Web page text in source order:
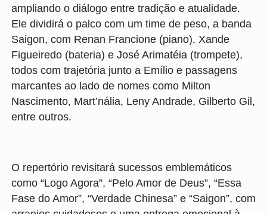
ampliando o diálogo entre tradição e atualidade.
Ele dividirá o palco com um time de peso, a banda
Saigon, com Renan Francione (piano), Xande
Figueiredo (bateria) e José Arimatéia (trompete),
todos com trajetória junto a Emílio e passagens
marcantes ao lado de nomes como Milton
Nascimento, Mart’nália, Leny Andrade, Gilberto Gil,
entre outros.
O repertório revisitará sucessos emblemáticos
como “Logo Agora”, “Pelo Amor de Deus”, “Essa
Fase do Amor”, “Verdade Chinesa” e “Saigon”, com